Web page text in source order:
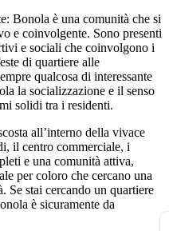
Bonola è una comunità che si
e coinvolgente. Sono presenti
e sociali che coinvolgono i
di quartiere alle
qualcosa di interessante
la socializzazione e il senso
solidi tra i residenti.
all’interno della vivace
il centro commerciale, i
e una comunità attiva,
per coloro che cercano una
Se stai cercando un quartiere
è sicuramente da